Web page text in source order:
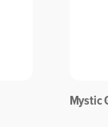
Mystic